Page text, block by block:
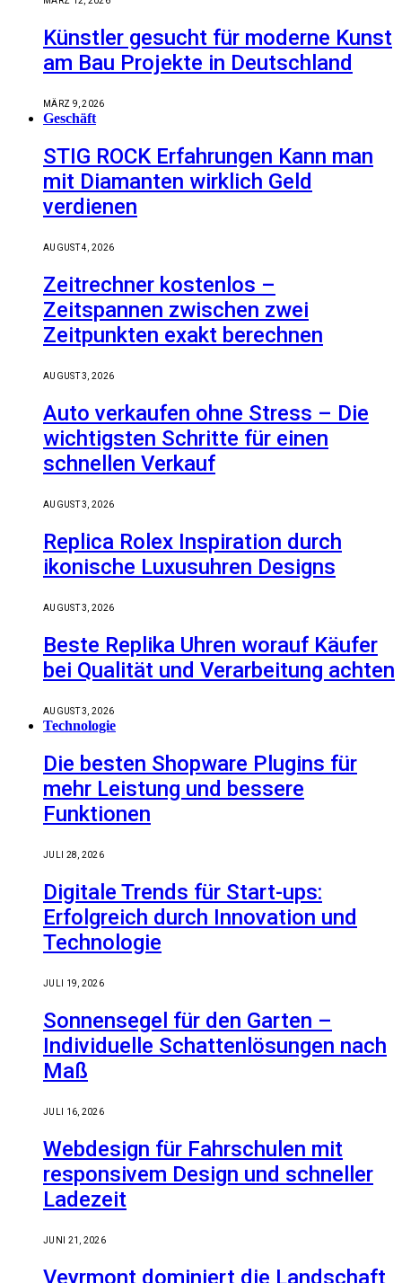
Künstler gesucht für moderne Kunst
am Bau Projekte in Deutschland
MÄRZ 9, 2026
Geschäft
STIG ROCK Erfahrungen Kann man
mit Diamanten wirklich Geld
verdienen
AUGUST 4, 2026
Zeitrechner kostenlos –
Zeitspannen zwischen zwei
Zeitpunkten exakt berechnen
AUGUST 3, 2026
Auto verkaufen ohne Stress – Die
wichtigsten Schritte für einen
schnellen Verkauf
AUGUST 3, 2026
Replica Rolex Inspiration durch
ikonische Luxusuhren Designs
AUGUST 3, 2026
Beste Replika Uhren worauf Käufer
bei Qualität und Verarbeitung achten
AUGUST 3, 2026
Technologie
Die besten Shopware Plugins für
mehr Leistung und bessere
Funktionen
JULI 28, 2026
Digitale Trends für Start-ups:
Erfolgreich durch Innovation und
Technologie
JULI 19, 2026
Sonnensegel für den Garten –
Individuelle Schattenlösungen nach
Maß
JULI 16, 2026
Webdesign für Fahrschulen mit
responsivem Design und schneller
Ladezeit
JUNI 21, 2026
Veyrmont dominiert die Landschaft